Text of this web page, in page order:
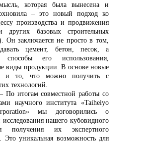
которая была вынесена и
– это новый подход ко
производства и продвижения
других базовых строительных
Он заключается не просто в том,
цемент, бетон, песок, а
способы его использования,
виды продукции. В основе новые
и то, что можно получить с
технологий.
совместной работы со
научного института «Taiheiyo
мы договорились о
исследования нашего кубовидного
получения их экспертного
Это уникальная возможность для